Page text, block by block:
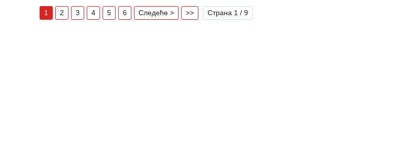
1 2 3 4 5 6 Следеће > >> Страна 1 / 9